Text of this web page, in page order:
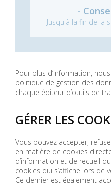
Jusqu'à la fin de la
Pour plus d’information,
politique de gestion des
chaque éditeur d’outils de
GÉRER LES
Vous pouvez accepter,
en matière de cookies
d’information et de recueil
cookies qui s’affiche lors de
Ce dernier est également